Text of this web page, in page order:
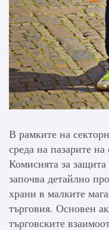
В рамките на
среда на пазарите
Комисията за
започва детайлно
храни в малките
търговия. Основен
търговските